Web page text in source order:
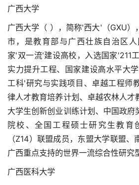
广西大学
广西大学（ ），简称'西大'（GXU）
市，是教育部与广西壮族自治区
家'双一流'建设高校，入选国家'211
实力提升工程、国家建设高水平大
工科'研究与实践项目、卓越工程师
律人才教育培养计划、卓越农林人才
大学生创新创业训练计划、中国政府
院校、全国工程硕士研究生教育
（Z14）联盟成员，东盟大学联盟、
广西重点支持的世界一流综合性研究
广西医科大学